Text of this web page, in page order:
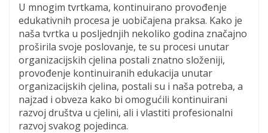
U mnogim tvrtkama, kontinuirano provođenje
edukativnih procesa je uobičajena praksa. Kako je
naša tvrtka u posljednjih nekoliko godina značajno
proširila svoje poslovanje, te su procesi unutar
organizacijskih cjelina postali znatno složeniji,
provođenje kontinuiranih edukacija unutar
organizacijskih cjelina, postali su i naša potreba, a
najzad i obveza kako bi omogućili kontinuirani
razvoj društva u cjelini, ali i vlastiti profesionalni
razvoj svakog pojedinca.